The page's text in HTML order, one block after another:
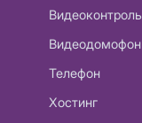
Видеоконтроль
Видеодомофон
Телефон
Хостинг